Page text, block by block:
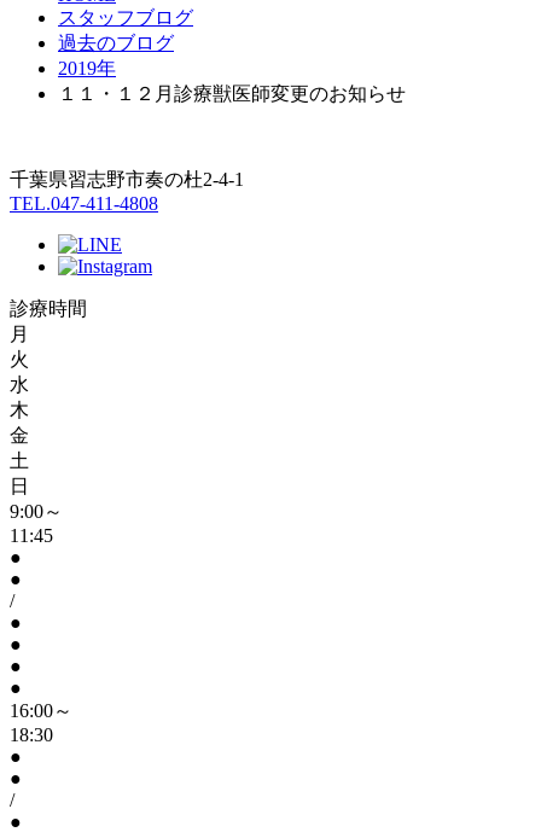
スタッフブログ
過去のブログ
2019年
１１・１２月診療獣医師変更のお知らせ
千葉県習志野市奏の杜2-4-1
TEL.047-411-4808
診療時間
月
火
水
木
金
土
日
9:00～
11:45
●
●
/
●
●
●
●
16:00～
18:30
●
●
/
●